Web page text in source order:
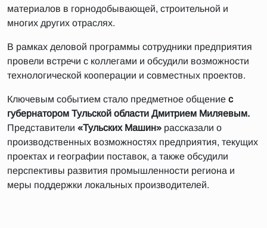
материалов в горнодобывающей, строительной и
многих других отраслях.
В рамках деловой программы сотрудники предприятия
провели встречи с коллегами и обсудили возможности
технологической кооперации и совместных проектов.
Ключевым событием стало предметное общение с
губернатором Тульской области Дмитрием Миляевым.
Представители «Тульских Машин» рассказали о
производственных возможностях предприятия, текущих
проектах и географии поставок, а также обсудили
перспективы развития промышленности региона и
меры поддержки локальных производителей.